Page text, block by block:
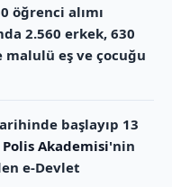
öğrenci alımı
2.560 erkek, 630
malulü eş ve çocuğu
başlayıp 13
Polis Akademisi'nin
e-Devlet